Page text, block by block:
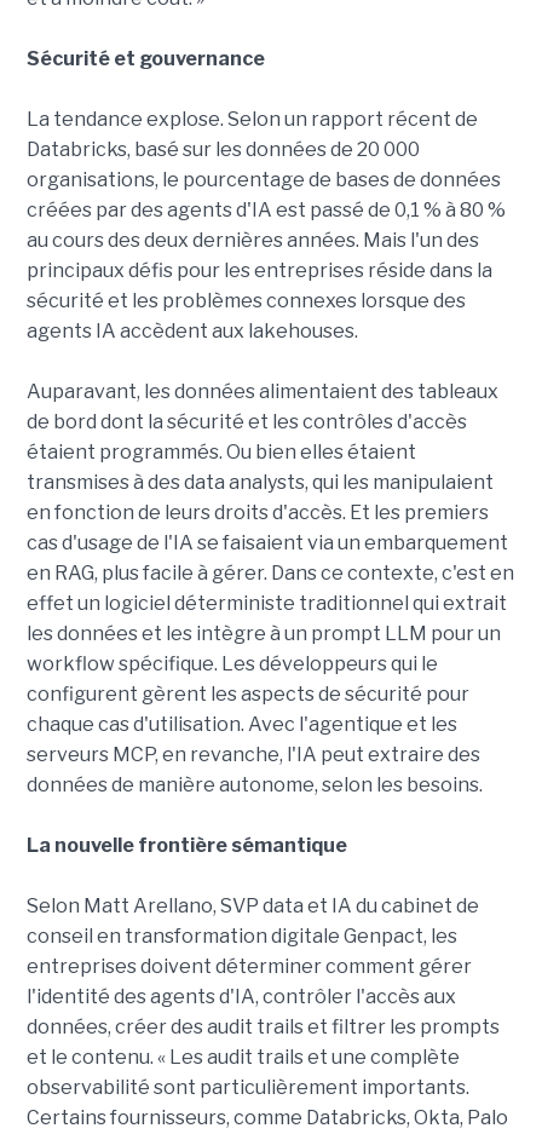
Sécurité et gouvernance
La tendance explose. Selon un rapport récent de
Databricks, basé sur les données de 20 000
organisations, le pourcentage de bases de données
créées par des agents d'IA est passé de 0,1 % à 80 %
au cours des deux dernières années. Mais l'un des
principaux défis pour les entreprises réside dans la
sécurité et les problèmes connexes lorsque des
agents IA accèdent aux lakehouses.
Auparavant, les données alimentaient des tableaux
de bord dont la sécurité et les contrôles d'accès
étaient programmés. Ou bien elles étaient
transmises à des data analysts, qui les manipulaient
en fonction de leurs droits d'accès. Et les premiers
cas d'usage de l'IA se faisaient via un embarquement
en RAG, plus facile à gérer. Dans ce contexte, c'est en
effet un logiciel déterministe traditionnel qui extrait
les données et les intègre à un prompt LLM pour un
workflow spécifique. Les développeurs qui le
configurent gèrent les aspects de sécurité pour
chaque cas d'utilisation. Avec l'agentique et les
serveurs MCP, en revanche, l'IA peut extraire des
données de manière autonome, selon les besoins.
La nouvelle frontière sémantique
Selon Matt Arellano, SVP data et IA du cabinet de
conseil en transformation digitale Genpact, les
entreprises doivent déterminer comment gérer
l'identité des agents d'IA, contrôler l'accès aux
données, créer des audit trails et filtrer les prompts
et le contenu. « Les audit trails et une complète
observabilité sont particulièrement importants.
Certains fournisseurs, comme Databricks, Okta, Palo